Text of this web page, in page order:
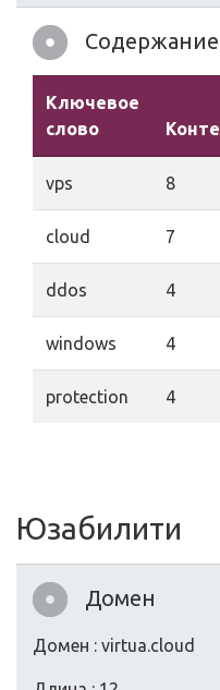
Ключевое
слово
vps 8
cloud 7
ddos 4
windows 4
protection 4
Юзабилити
Домен
Домен : virtua.cloud